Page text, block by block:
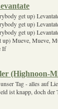
get up)
get up)
get up)
up) Mueve, Mueve,
If
(Highnoon-
Tag - alles auf
ist knapp, doch der